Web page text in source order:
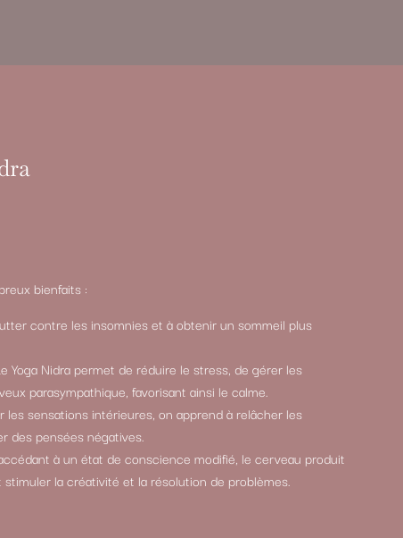
bienfaits :
contre les insomnies et à obtenir un sommeil plus
Yoga Nidra permet de réduire le stress, de gérer les
parasympathique, favorisant ainsi le calme.
les sensations intérieures, on apprend à relâcher les
des pensées négatives.
à un état de conscience modifié, le cerveau produit
la créativité et la résolution de problèmes.